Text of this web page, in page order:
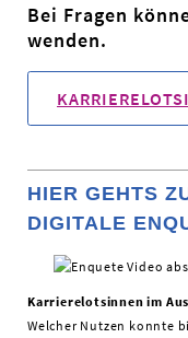
Bei Fragen
wenden.
HIER GEHTS
DIGITALE
Karrierelotsinnen im
Welcher Nutzen konnte